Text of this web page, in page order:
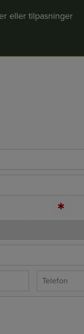
eller tilpasninger
*
Telefon *